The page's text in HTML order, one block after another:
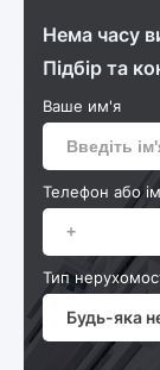
Нема часу
Підбір та
Ваше им'я
Телефон або
Тип
Будь-яка